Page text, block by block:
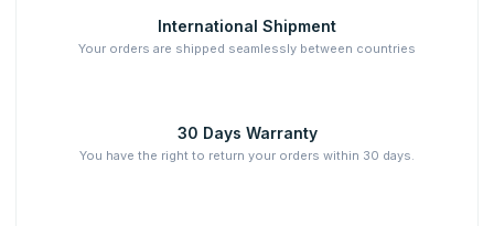
International Shipment
Your orders are shipped seamlessly between countries
30 Days Warranty
You have the right to return your orders within 30 days.